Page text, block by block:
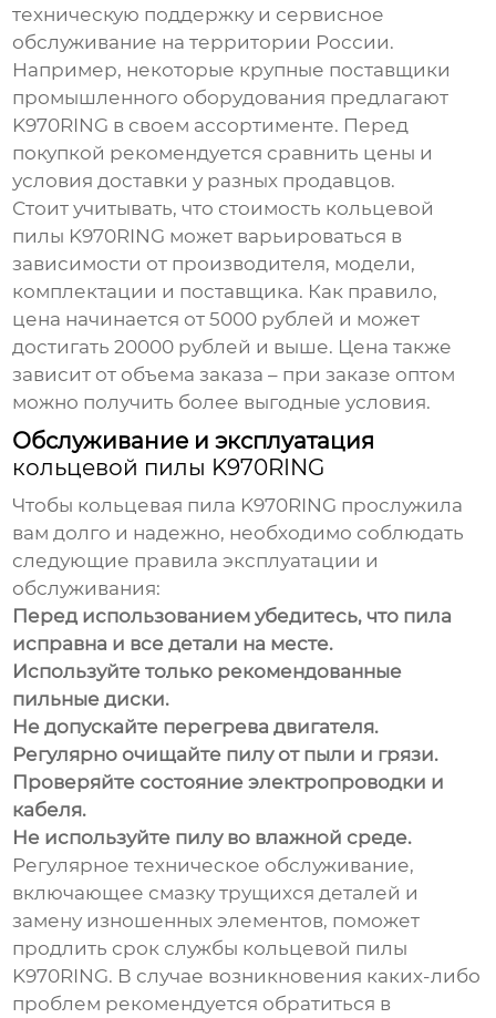
техническую поддержку и сервисное
обслуживание на территории России.
Например, некоторые крупные поставщики
промышленного оборудования предлагают
K970RING в своем ассортименте. Перед
покупкой рекомендуется сравнить цены и
условия доставки у разных продавцов.
Стоит учитывать, что стоимость кольцевой
пилы K970RING может варьироваться в
зависимости от производителя, модели,
комплектации и поставщика. Как правило,
цена начинается от 5000 рублей и может
достигать 20000 рублей и выше. Цена также
зависит от объема заказа – при заказе оптом
можно получить более выгодные условия.
Обслуживание и эксплуатация
кольцевой пилы K970RING
Чтобы кольцевая пила K970RING прослужила
вам долго и надежно, необходимо соблюдать
следующие правила эксплуатации и
обслуживания:
Перед использованием убедитесь, что пила
исправна и все детали на месте.
Используйте только рекомендованные
пильные диски.
Не допускайте перегрева двигателя.
Регулярно очищайте пилу от пыли и грязи.
Проверяйте состояние электропроводки и
кабеля.
Не используйте пилу во влажной среде.
Регулярное техническое обслуживание,
включающее смазку трущихся деталей и
замену изношенных элементов, поможет
продлить срок службы кольцевой пилы
K970RING. В случае возникновения каких-либо
проблем рекомендуется обратиться в